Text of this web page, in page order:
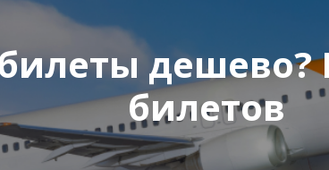
билетов